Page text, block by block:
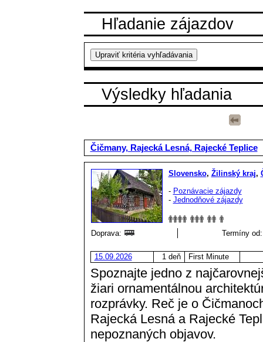
Hľadanie zájazdov
Výsledky hľadania
Čičmany, Rajecká Lesná, Rajecké Teplice
Slovensko, Žilinský kraj,
- Poznávacie zájazdy
- Jednodňové zájazdy
Doprava: Termíny
15.09.2026 1 deň First Minute
Spoznajte jedno z
žiari ornamentálnou
rozprávky. Reč je o
Rajecká Lesná a Rajecké
nepoznaných objavov.